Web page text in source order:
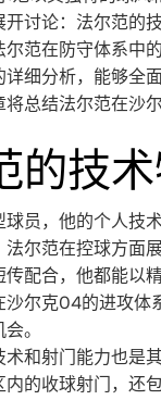
讨论：法尔范的
范在防守体系中
细分析，能够全
将总结法尔范在沙
的技
员，他的个人技
尔范在控球方面
配合，他都能以
尔克04的进攻体
。
和射门能力也是
内的收球射门，还